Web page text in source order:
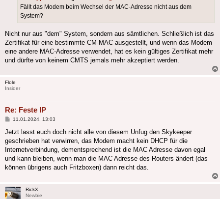
Fällt das Modem beim Wechsel der MAC-Adresse nicht aus dem
System?
Nicht nur aus "dem" System, sondern aus sämtlichen. Schließlich ist das
Zertifikat für eine bestimmte CM-MAC ausgestellt, und wenn das Modem
eine andere MAC-Adresse verwendet, hat es kein gültiges Zertifikat mehr
und dürfte von keinem CMTS jemals mehr akzeptiert werden.
Flole
Insider
Re: Feste IP
Beitrag
11.01.2024, 13:03
Jetzt lasst euch doch nicht alle von diesem Unfug den Skykeeper
geschrieben hat verwirren, das Modem macht kein DHCP für die
Internetverbindung, dementsprechend ist die MAC Adresse davon egal
und kann bleiben, wenn man die MAC Adresse des Routers ändert (das
können übrigens auch Fritzboxen) dann reicht das.
RickX
Newbie